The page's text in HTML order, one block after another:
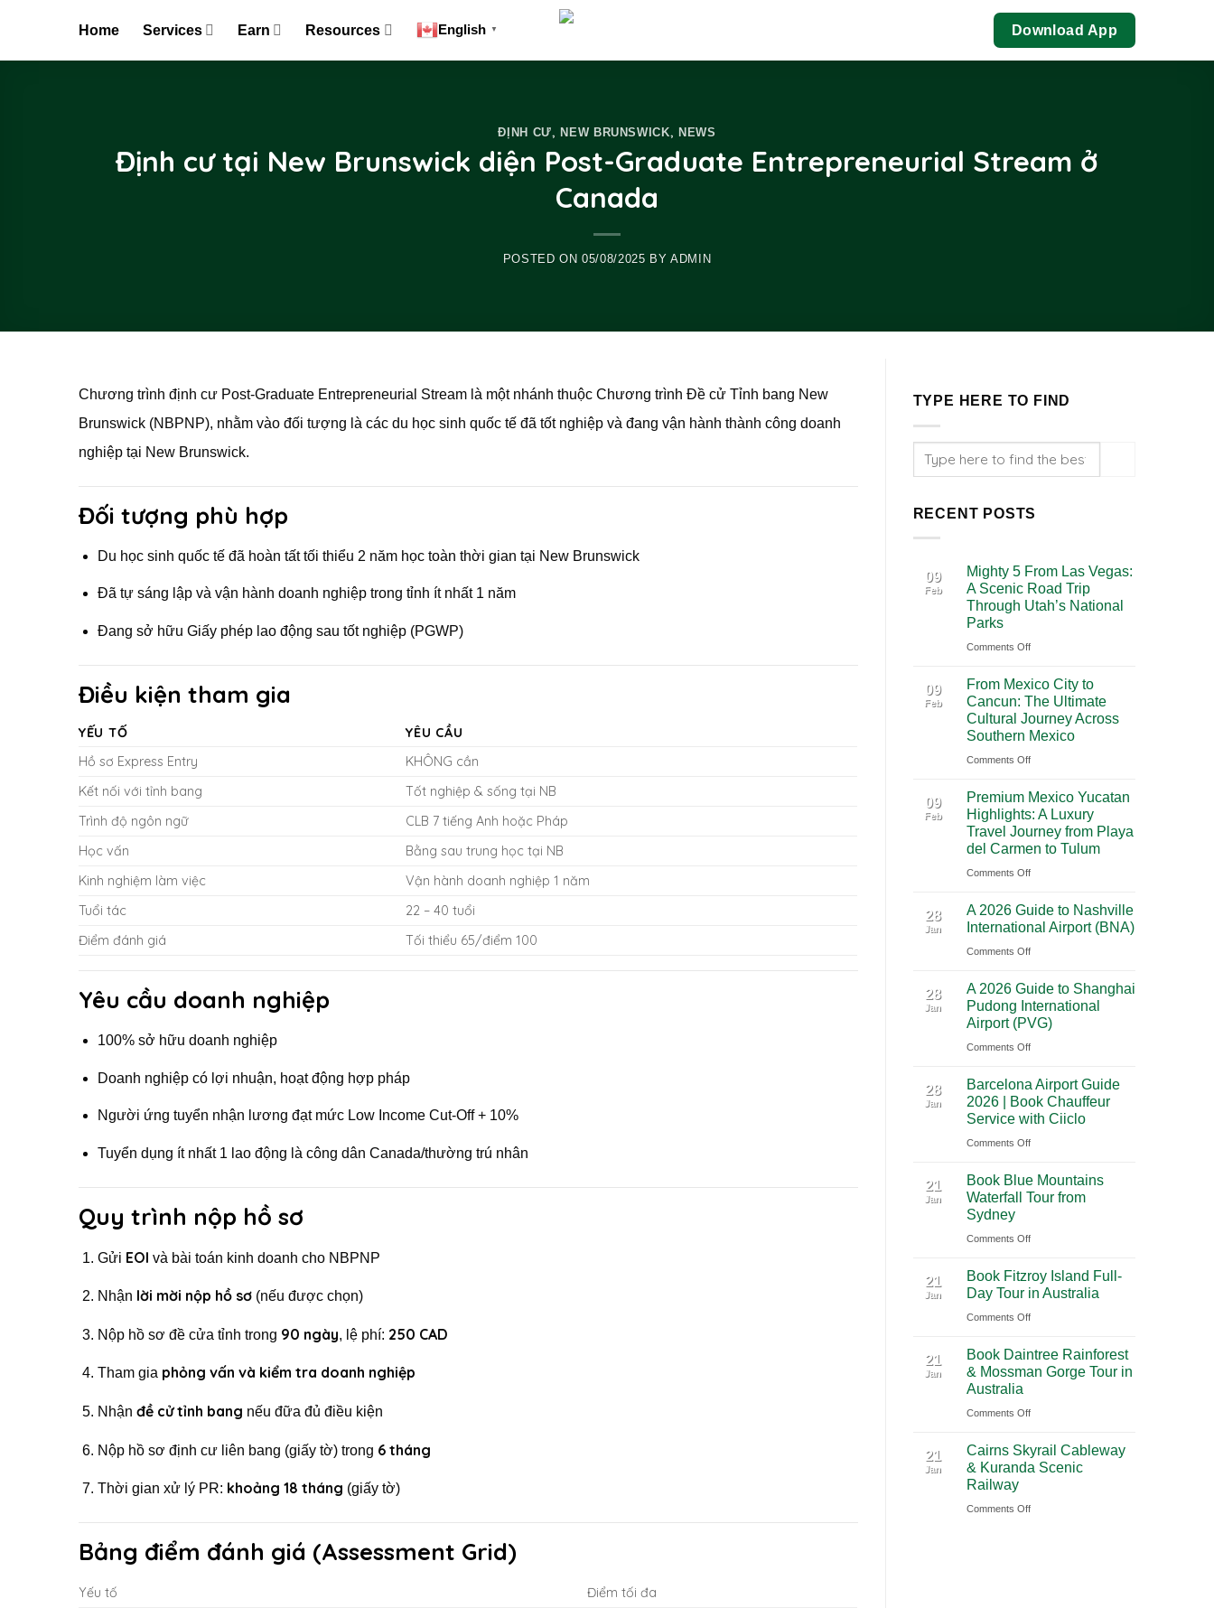
Home Services Earn Resources English ▼ Download App
ĐỊNH CƯ,NEW BRUNSWICK, NEWS
Định cư tại New Brunswick diện Post-Graduate Entrepreneurial Stream ở
Canada
POSTED ON05/08/2025 BYADMIN
Chương trình định cư Post-Graduate Entrepreneurial Stream là một nhánh thuộc Chương trình Đề cử Tỉnh bang New
Brunswick (NBPNP), nhằm vào đối tượng là các du học sinh quốc tế đã tốt nghiệp và đang vận hành thành công doanh
nghiệp tại New Brunswick.
Đối tượng phù hợp
Du học sinh quốc tế đã hoàn tất tối thiểu 2 năm học toàn thời gian tại New Brunswick
Đã tự sáng lập và vận hành doanh nghiệp trong tỉnh ít nhất 1 năm
Đang sở hữu Giấy phép lao động sau tốt nghiệp (PGWP)
Điều kiện tham gia
YẾU TỐ
YÊU CẦU
Hồ sơ Express Entry
KHÔNG cần
Kết nối với tỉnh bang
Tốt nghiệp & sống tại NB
Trình độ ngôn ngữ
CLB 7 tiếng Anh hoặc Pháp
Học vấn
Bằng sau trung học tại NB
Kinh nghiệm làm việc
Vận hành doanh nghiệp 1 năm
Tuổi tác
22 – 40 tuổi
Điểm đánh giá
Tối thiểu 65/điểm 100
Yêu cầu doanh nghiệp
100% sở hữu doanh nghiệp
Doanh nghiệp có lợi nhuận, hoạt động hợp pháp
Người ứng tuyển nhận lương đạt mức Low Income Cut-Off + 10%
Tuyển dụng ít nhất 1 lao động là công dân Canada/thường trú nhân
Quy trình nộp hồ sơ
Gửi EOI và bài toán kinh doanh cho NBPNP
Nhận lời mời nộp hồ sơ(nếu được chọn)
Nộp hồ sơ đề cửa tỉnh trong 90 ngày, lệ phí: 250 CAD
Tham gia phỏng vấn và kiểm tra doanh nghiệp
Nhận đề cử tỉnh bang nếu đữa đủ điều kiện
Nộp hồ sơ định cư liên bang (giấy tờ) trong 6 tháng
Thời gian xử lý PR: khoảng 18 tháng (giấy tờ)
Bảng điểm đánh giá (Assessment Grid)
Yếu tố
Điểm tối đa
TYPE HERE TO FIND
RECENT POSTS
09
Feb
Mighty 5 From Las Vegas:
A Scenic Road Trip
Through Utah’s National
Parks
Comments Offon
5
From
Las
A
Road
Through
Parks
09
Feb
From Mexico City to
Cancun: The Ultimate
Cultural Journey Across
Southern Mexico
Comments Offon
Mexico
City
to
The
Cultural
Across
Mexico
09
Feb
Premium Mexico Yucatan
Highlights: A Luxury
Travel Journey from Playa
del Carmen to Tulum
Comments Offon
Mexico
Yucatan
Highlights:
Luxury
Travel
Journey
from
del
Carmen
Tulum
28
Jan
A 2026 Guide to Nashville
International Airport (BNA)
Comments Offon
2026
Guide
to
Nashville
Airport
(BNA)
28
Jan
A 2026 Guide to Shanghai
Pudong International
Airport (PVG)
Comments Offon
2026
Guide
to
Shanghai
International
Airport
28
Jan
Barcelona Airport Guide
2026 | Book Chauffeur
Service with Ciiclo
Comments Offon
Airport
Guide
|
Chauffeur
Service
with
21
Jan
Book Blue Mountains
Waterfall Tour from
Sydney
Comments Offon
Blue
Mountains
Waterfall
from
Sydney
21
Jan
Book Fitzroy Island Full-
Day Tour in Australia
Comments Offon
Fitzroy
Island
Day
in
Australia
21
Jan
Book Daintree Rainforest
& Mossman Gorge Tour in
Australia
Comments Offon
Daintree
Rainforest
Mossman
21
Jan
Cairns Skyrail Cableway
& Kuranda Scenic
Railway
Comments Offon